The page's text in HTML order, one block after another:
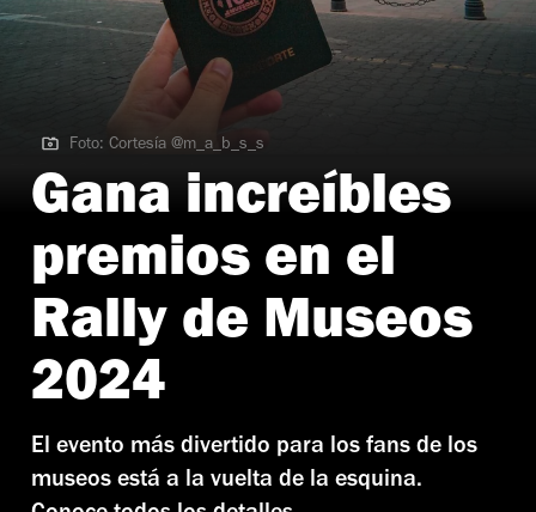
Foto: Cortesía @m_a_b_s_s
Foto: Cortesía @m_a_b_s_s
Gana increíbles
premios en el
Rally de Museos
2024
El evento más divertido para los fans de los
museos está a la vuelta de la esquina.